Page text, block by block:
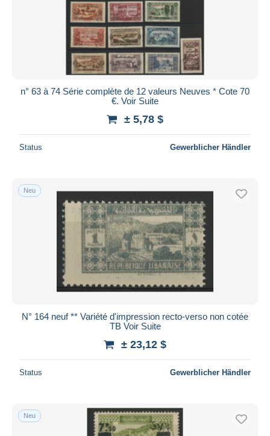
n° 63 à 74 Série complète de 12 valeurs Neuves * Cote 70
€. Voir Suite
± 5,78 $
Status Gewerblicher Händler
Neu
N° 164 neuf ** Variété d'impression recto-verso non cotée
TB Voir Suite
± 23,12 $
Status Gewerblicher Händler
Neu